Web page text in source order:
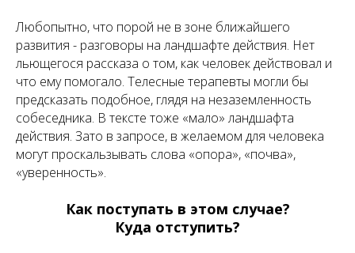
Любопытно, что порой не в зоне ближайшего
развития - разговоры на ландшафте действия. Нет
льющегося рассказа о том, как человек действовал и
что ему помогало. Телесные терапевты могли бы
предсказать подобное, глядя на незаземленность
собеседника. В тексте тоже «мало» ландшафта
действия. Зато в запросе, в желаемом для человека
могут проскальзывать слова «опора», «почва»,
«уверенность».
Как поступать в этом случае?
Куда отступить?